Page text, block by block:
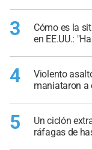
3
Cómo es la
en EE.UU.:
4
Violento
maniataron a
5
Un ciclón
ráfagas de